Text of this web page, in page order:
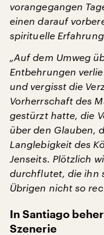
vorangegangen
einen darauf
spirituelle
„Auf dem Umweg
Entbehrungen
und vergisst die
Vorherrschaft des
gestürzt hatte, die
über den Glauben,
Langlebigkeit des
Jenseits. Plötzlich
durchflutet, die ihn
Übrigen nicht so
In Santiago
Szenerie